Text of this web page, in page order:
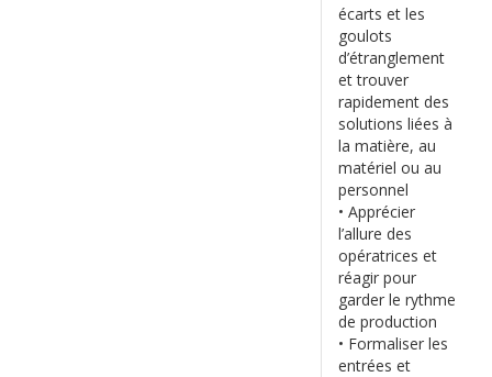
écarts et les
goulots
d’étranglement
et trouver
rapidement des
solutions liées à
la matière, au
matériel ou au
personnel
• Apprécier
l’allure des
opératrices et
réagir pour
garder le rythme
de production
• Formaliser les
entrées et